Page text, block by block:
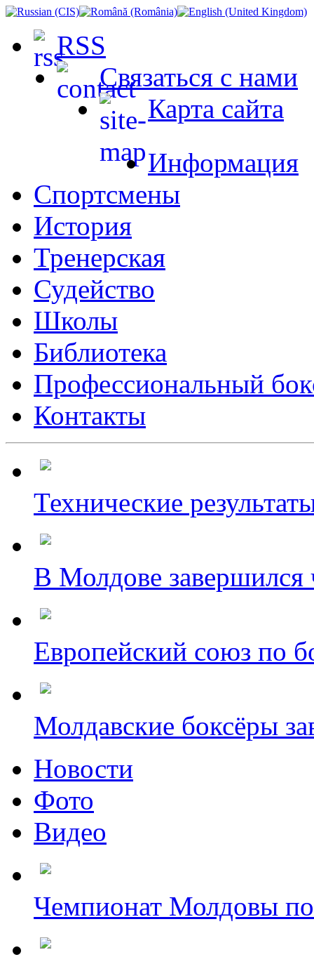
RSS
Связаться с нами
Карта сайта
Информация
Спортсмены
История
Тренерская
Судейство
Школы
Библиотека
Профессиональный
Контакты
Технические
В Молдове завершился
Европейский союз по
Молдавские боксёры
Новости
Фото
Видео
Чемпионат Молдовы